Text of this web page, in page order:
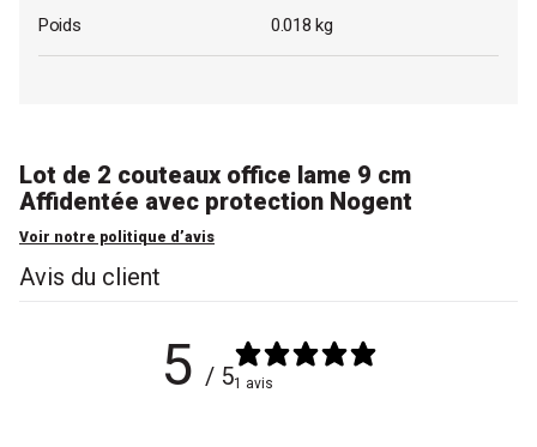
Poids 0.018 kg
Lot de 2 couteaux office lame 9 cm
Affidentée avec protection Nogent
Voir notre politique d’avis
Avis du client
5 / 51 avis